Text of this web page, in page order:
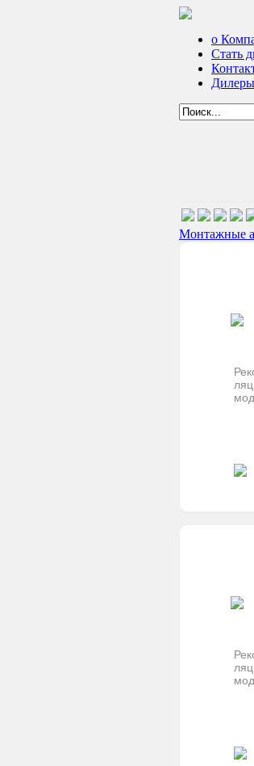
о
Стать
Дилеры
Монтажные